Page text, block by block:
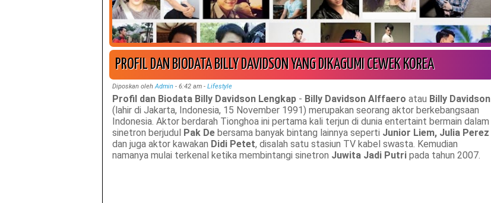
PROFIL DAN BIODATA BILLY DAVIDSON YANG DIKAGUMI CEWEK KOREA
Diposkan olehAdmin -6:42 am - Lifestyle
Profil dan Biodata Billy Davidson Lengkap- Billy Davidson Alffaero atau Billy Davidson
(lahir di Jakarta, Indonesia, 15 November 1991) merupakan seorang aktor berkebangsaan
Indonesia. Aktor berdarah Tionghoa ini pertama kali terjun di dunia entertaint bermain dalam
sinetron berjudul
Pak Debersama banyak bintang lainnya seperti Junior Liem, Julia Perez
dan juga aktor kawakan Didi Petet, disalah satu stasiun TV kabel swasta. Kemudian
namanya mulai terkenal ketika membintangi sinetron Juwita Jadi Putripada tahun 2007.